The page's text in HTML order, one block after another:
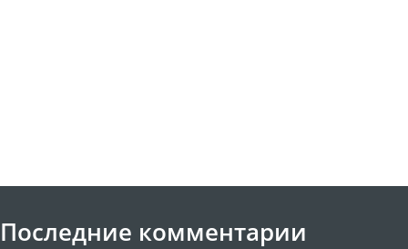
Последние комментарии